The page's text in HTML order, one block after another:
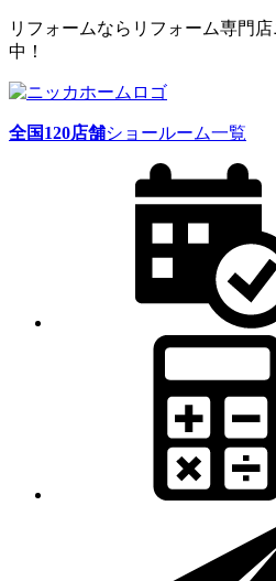
リフォームならリフォーム専門
中！
全国120店舗ショールーム一覧